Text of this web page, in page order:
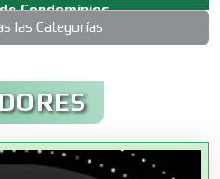
Condominios
Empresas
las Categorías